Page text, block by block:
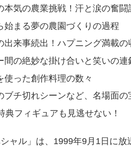
本気の農業挑戦！汗と涙の奮闘
始まる夢の農園づくりの過程
出来事続出！ハプニング満載の
間の絶妙な掛け合いと笑いの連
使った創作料理の数々
ブチ切れシーンなど、名場面の
典フィギュアも見逃せない！
シャル」は、1999年9月1日に